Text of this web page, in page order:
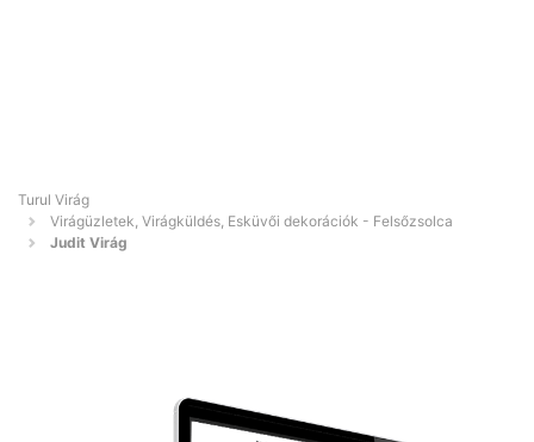
Turul Virág
Virágüzletek, Virágküldés, Esküvői dekorációk - Felsőzsolca
Judit Virág